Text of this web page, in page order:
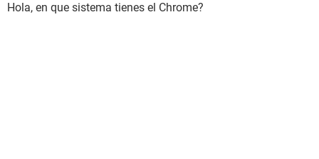
Hola, en que sistema tienes el Chrome?